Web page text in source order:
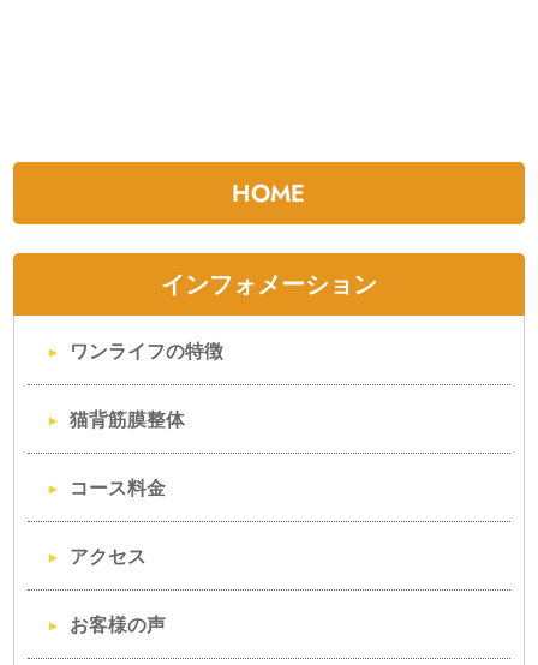
HOME
インフォメーション
ワンライフの特徴
猫背筋膜整体
コース料金
アクセス
お客様の声